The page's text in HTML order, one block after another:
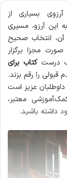
بسیاری از
این آرزو، مسیری
آن، انتخاب صحیح
مجزا برگزار
درست کتاب برای
را رقم بزند.
عزیز است
معتبر،
داشته باشید.